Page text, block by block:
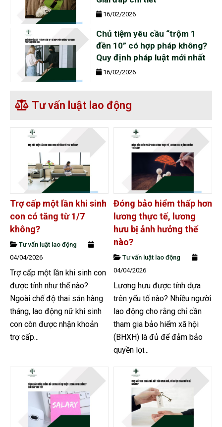
16/02/2026
Chủ tiệm yêu cầu “trộm 1
đền 10” có hợp pháp không?
Quy định pháp luật mới nhất
16/02/2026
Tư vấn luật lao động
Trợ cấp một lần khi sinh
con có tăng từ 1/7
không?
Tư vấn luật lao động
04/04/2026
Trợ cấp một lần khi sinh con
được tính như thế nào?
Ngoài chế độ thai sản hàng
tháng, lao động nữ khi sinh
con còn được nhận khoản
trợ cấp...
Đóng bảo hiểm thấp hơn
lương thực tế, lương
hưu bị ảnh hưởng thế
nào?
Tư vấn luật lao động
04/04/2026
Lương hưu được tính dựa
trên yếu tố nào? Nhiều người
lao động cho rằng chỉ cần
tham gia bảo hiểm xã hội
(BHXH) là đủ để đảm bảo
quyền lợi...